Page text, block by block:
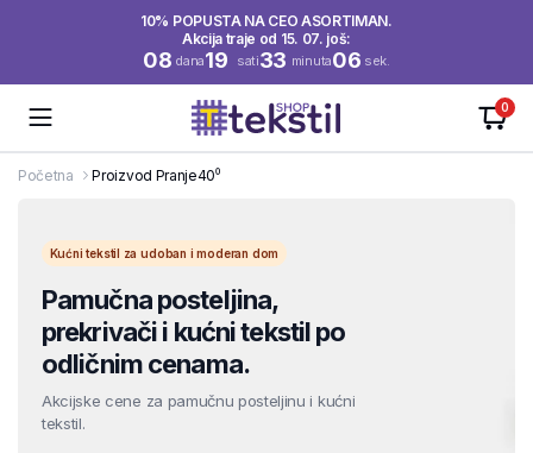
10% POPUSTA NA CEO ASORTIMAN.
Akcija traje od 15. 07. još:
08 dana19 sati33 minuta06 sek.
0
Početna Proizvod Pranje40⁰
Kućni tekstil za udoban i moderan dom
Pamučna posteljina,
prekrivači i kućni tekstil po
odličnim cenama.
Akcijske cene za pamučnu posteljinu i kućni
tekstil.